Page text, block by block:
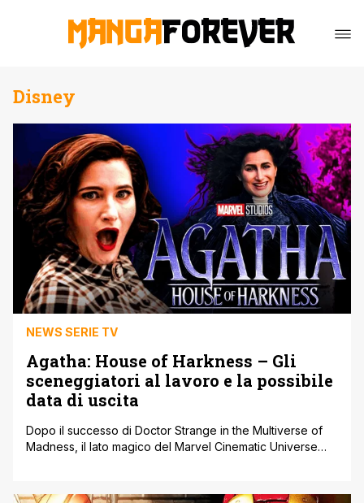
Disney
NEWS SERIE TV
Agatha: House of Harkness – Gli
sceneggiatori al lavoro e la possibile
data di uscita
Dopo il successo di Doctor Strange in the Multiverse of
Madness, il lato magico del Marvel Cinematic Universe
della villain di WandaVision. Grazie all'utente di Reddit